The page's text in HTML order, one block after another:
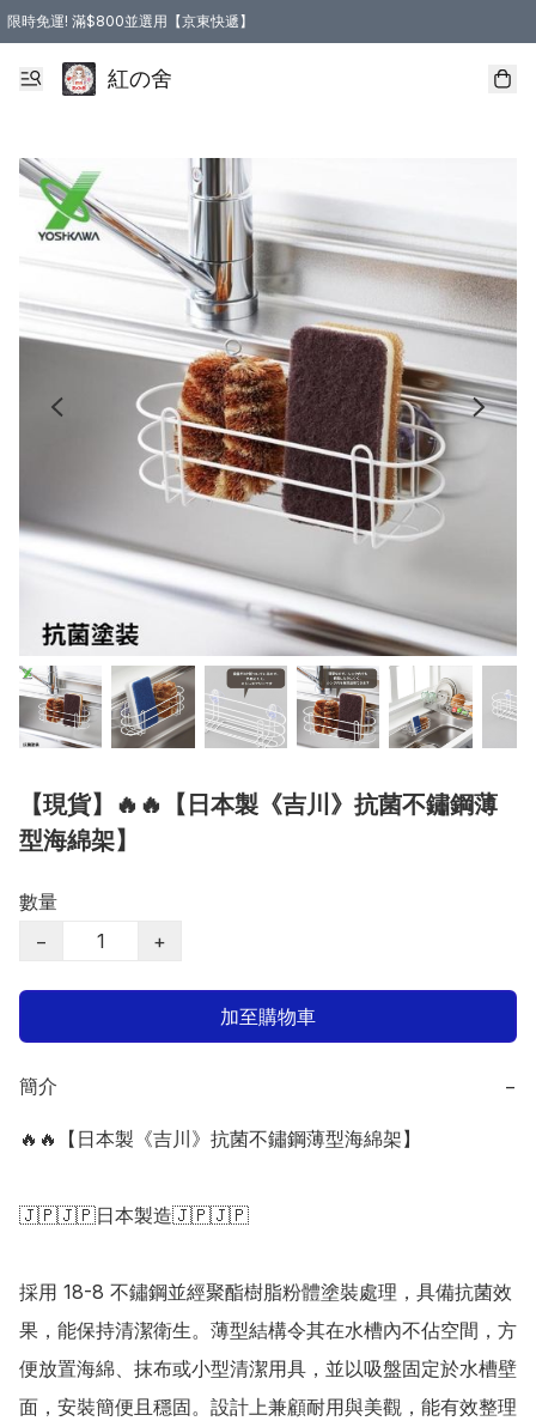
限時免運! 滿$800並選用【京東快遞】
紅の舍
【現貨】🔥🔥【日本製《吉川》抗菌不鏽鋼薄
型海綿架】
數量
−
+
加至購物車
簡介 −
🔥🔥【日本製《吉川》抗菌不鏽鋼薄型海綿架】
🇯🇵🇯🇵日本製造🇯🇵🇯🇵
採用 18-8 不鏽鋼並經聚酯樹脂粉體塗裝處理，具備抗菌效
果，能保持清潔衛生。薄型結構令其在水槽內不佔空間，方
便放置海綿、抹布或小型清潔用具，並以吸盤固定於水槽壁
面，安裝簡便且穩固。設計上兼顧耐用與美觀，能有效整理